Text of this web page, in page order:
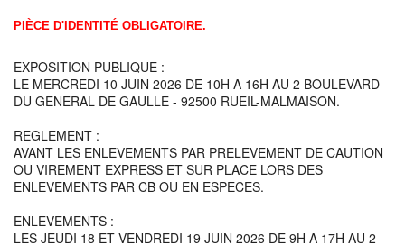
PIÈCE D'IDENTITÉ OBLIGATOIRE.
EXPOSITION PUBLIQUE :
LE MERCREDI 10 JUIN 2026 DE 10H A 16H AU 2 BOULEVARD
DU GENERAL DE GAULLE - 92500 RUEIL-MALMAISON.
REGLEMENT :
AVANT LES ENLEVEMENTS PAR PRELEVEMENT DE CAUTION
OU VIREMENT EXPRESS ET SUR PLACE LORS DES
ENLEVEMENTS PAR CB OU EN ESPECES.
ENLEVEMENTS :
LES JEUDI 18 ET VENDREDI 19 JUIN 2026 DE 9H A 17H AU 2